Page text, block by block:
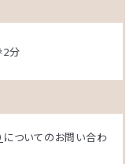
2分
についてのお問い合わ